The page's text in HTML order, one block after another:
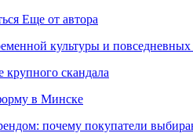
Еще от автора
культуры и
крупного скандала
в Минске
почему покупатели